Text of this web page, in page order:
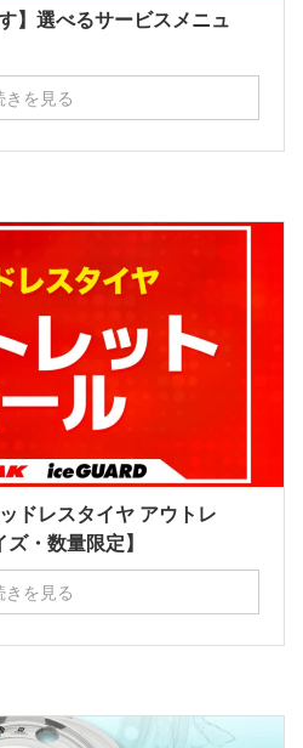
】選べるサービスメニュ
きを見る
ドレスタイヤ アウトレ
・数量限定】
きを見る